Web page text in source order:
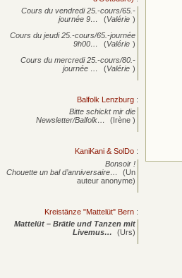
Cours du vendredi 25.-cours/65.-
journée 9… (Valérie )
Cours du jeudi 25.-cours/65.-journée
9h00…
(Valérie )
Cours du mercredi 25.-cours/80.-
journée … (Valérie )
Balfolk Lenzburg :
Bitte schickt mir die
Newsletter/Balfolk…
(Irène )
KaniKani & SolDo :
Bonsoir !
Chouette un bal d’anniversaire…
(Un
auteur anonyme)
Kreistänze "Mattelüt" Bern :
Mattelüt – Brätle und Tanzen mit
Livemus…
(Urs)